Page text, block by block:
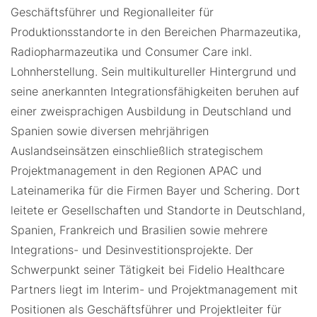
Geschäftsführer und Regionalleiter für
Produktionsstandorte in den Bereichen Pharmazeutika,
Radiopharmazeutika und Consumer Care inkl.
Lohnherstellung. Sein multikultureller Hintergrund und
seine anerkannten Integrationsfähigkeiten beruhen auf
einer zweisprachigen Ausbildung in Deutschland und
Spanien sowie diversen mehrjährigen
Auslandseinsätzen einschließlich strategischem
Projektmanagement in den Regionen APAC und
Lateinamerika für die Firmen Bayer und Schering. Dort
leitete er Gesellschaften und Standorte in Deutschland,
Spanien, Frankreich und Brasilien sowie mehrere
Integrations- und Desinvestitionsprojekte. Der
Schwerpunkt seiner Tätigkeit bei Fidelio Healthcare
Partners liegt im Interim- und Projektmanagement mit
Positionen als Geschäftsführer und Projektleiter für